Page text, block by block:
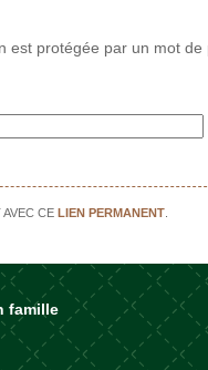
est protégée par un mot
AVEC CELIEN PERMANENT
les
famille